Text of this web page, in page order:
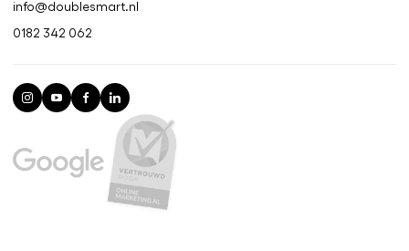
info@doublesmart.nl
0182 342 062